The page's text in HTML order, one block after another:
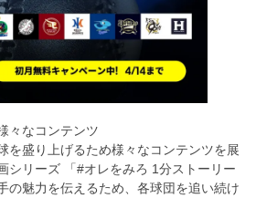
々なコンテンツ
を盛り上げるため様々なコンテンツを展
シリーズ 「#オレをみろ 1分ストーリー
の魅力を伝えるため、各球団を追い続け